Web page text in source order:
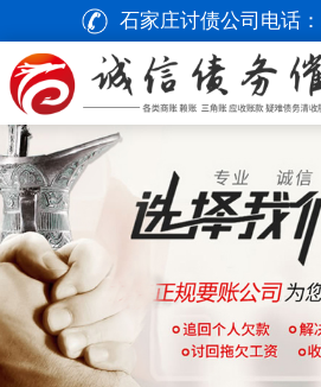
石家庄讨债公司电话：